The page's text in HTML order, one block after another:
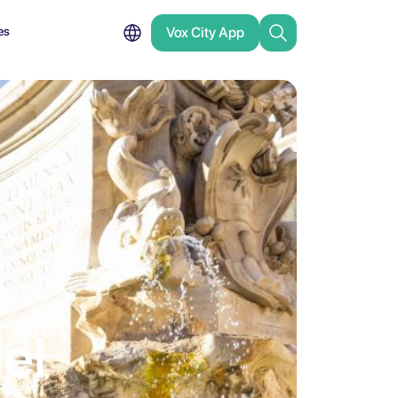
Vox City App